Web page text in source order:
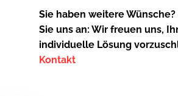
Sie haben weitere
Sie uns an: Wir freuen uns,
individuelle Lösung
Kontakt